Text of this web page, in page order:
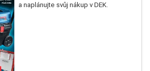
a naplánujte svůj nákup v DEK.